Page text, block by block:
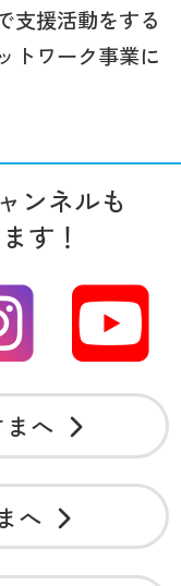
支援活動をする
トワーク事業に
ンネルも
す！
へ
へ